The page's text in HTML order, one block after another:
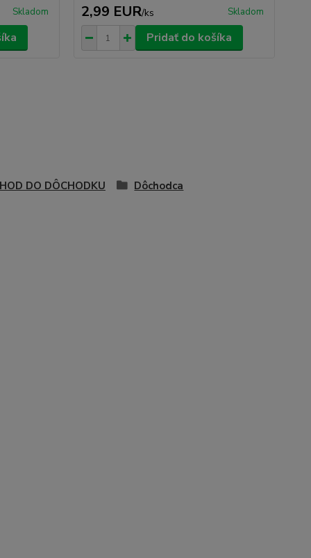
Skladom 2,99 EUR/ks Skladom
Pridať do košíka
DO DÔCHODKU Dôchodca